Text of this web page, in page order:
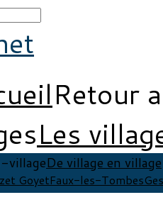
Retour
Les
De village en village
GoyetFaux-les-Tombes